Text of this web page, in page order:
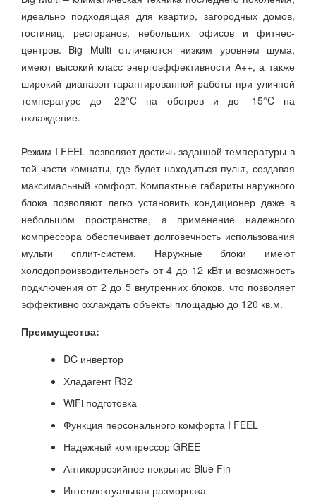
идеально подходящая для квартир, загородных домов,
гостиниц, ресторанов, небольших офисов и фитнес-
центров. Big Multi отличаются низким уровнем шума,
имеют высокий класс энергоэффективности А++, а также
широкий диапазон гарантированной работы при уличной
температуре до -22°C на обогрев и до -15°C на
охлаждение.
Режим I FEEL позволяет достичь заданной температуры в
той части комнаты, где будет находиться пульт, создавая
максимальный комфорт. Компактные габариты наружного
блока позволяют легко установить кондиционер даже в
небольшом пространстве, а применение надежного
компрессора обеспечивает долговечность использования
мульти сплит-систем. Наружные блоки имеют
холодопроизводительность от 4 до 12 кВт и возможность
подключения от 2 до 5 внутренних блоков, что позволяет
эффективно охлаждать объекты площадью до 120 кв.м.
Преимущества:
DC инвертор
Хладагент R32
WiFi подготовка
Функция персонального комфорта I FEEL
Надежный компрессор GREE
Антикоррозийное покрытие Blue Fin
Интеллектуальная разморозка